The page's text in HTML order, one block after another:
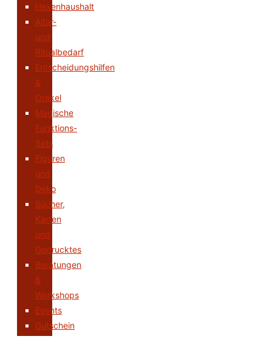
Hexenhaushalt
Altar-
und
Ritualbedarf
Entscheidungshilfen
&
Orakel
Magische
Funktions-
Sets
Figuren
und
Deko
Bücher,
Karten
und
Gedrucktes
Beratungen
&
Workshops
Events
Gutschein